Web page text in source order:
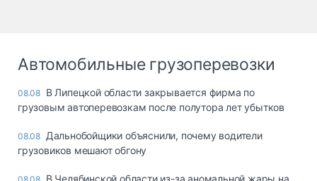
Автомобильные грузоперевозки
08.08 В Липецкой области закрывается фирма по
грузовым автоперевозкам после полутора лет убытков
08.08 Дальнобойщики объяснили, почему водители
грузовиков мешают обгону
В Челябинской области из-за аномальной жары на